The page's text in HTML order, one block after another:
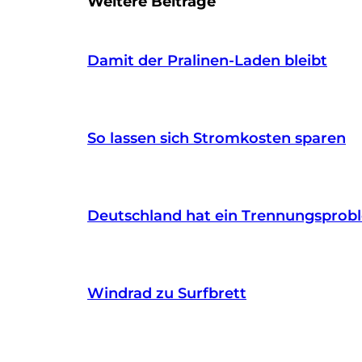
Damit der Pralinen-Laden bleibt
So lassen sich Stromkosten sparen
Deutschland hat ein
Windrad zu Surfbrett